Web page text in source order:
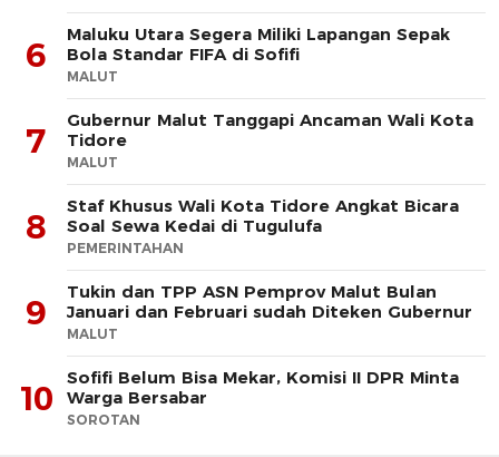
6
Maluku Utara Segera Miliki Lapangan Sepak
Bola Standar FIFA di Sofifi
MALUT
7
Gubernur Malut Tanggapi Ancaman Wali Kota
Tidore
MALUT
8
Staf Khusus Wali Kota Tidore Angkat Bicara
Soal Sewa Kedai di Tugulufa
PEMERINTAHAN
9
Tukin dan TPP ASN Pemprov Malut Bulan
Januari dan Februari sudah Diteken Gubernur
MALUT
10
Sofifi Belum Bisa Mekar, Komisi II DPR Minta
Warga Bersabar
SOROTAN